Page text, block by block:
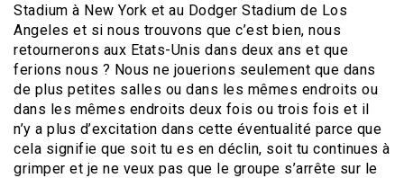
Stadium à New York et au Dodger Stadium de Los
Angeles et si nous trouvons que c’est bien, nous
retournerons aux Etats-Unis dans deux ans et que
ferions nous ? Nous ne jouerions seulement que dans
de plus petites salles ou dans les mêmes endroits ou
dans les mêmes endroits deux fois ou trois fois et il
n’y a plus d’excitation dans cette éventualité parce que
cela signifie que soit tu es en déclin, soit tu continues à
grimper et je ne veux pas que le groupe s’arrête sur le